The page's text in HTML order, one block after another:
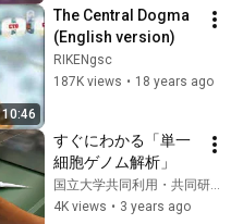
10:46
The Central Dogma
(English version)
RIKENgsc
187K views • 18 years ago
すぐにわかる「単一
細胞ゲノム解析」
国立大学共同利用・共同研究拠点協議会
4K views • 3 years ago